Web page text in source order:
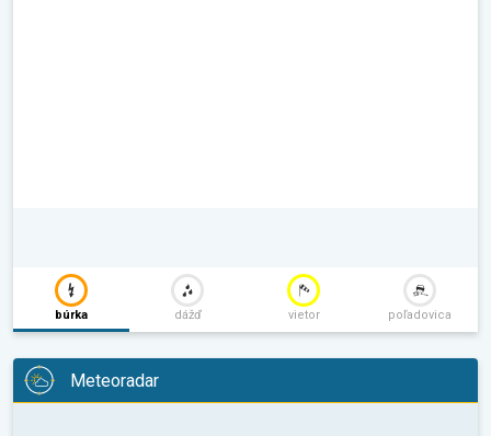
búrka dážď vietor poľadovica
Meteoradar